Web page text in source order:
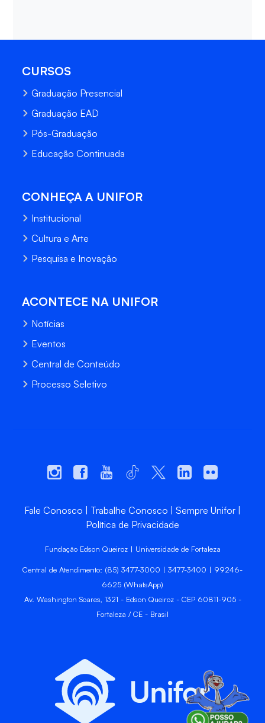
CURSOS
Graduação Presencial
Graduação EAD
Pós-Graduação
Educação Continuada
CONHEÇA A UNIFOR
Institucional
Cultura e Arte
Pesquisa e Inovação
ACONTECE NA UNIFOR
Notícias
Eventos
Central de Conteúdo
Processo Seletivo
Fale Conosco Trabalhe Conosco
Sempre Unifor
Política de Privacidade
Fundação Edson Queiroz | Universidade de Fortaleza
Central de Atendimento: (85) 3477-3000 | 3477-3400 | 99246-
6625 (WhatsApp)
Av. Washington Soares, 1321 - Edson Queiroz - CEP 60811-905 -
Fortaleza / CE - Brasil